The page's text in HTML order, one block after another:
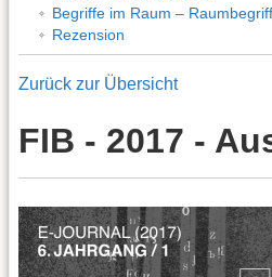
Begriffe im Raum –
Rezension
Zurück zur Übersicht
FIB - 2017 -